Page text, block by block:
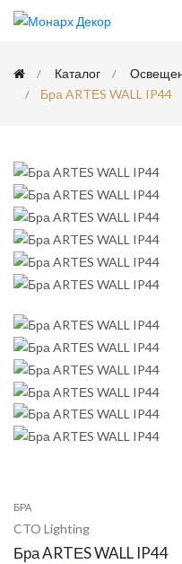
Каталог
Бра ARTЕS WALL IP44
БРА
CTO Lighting
Бра ARTЕS WALL IP44